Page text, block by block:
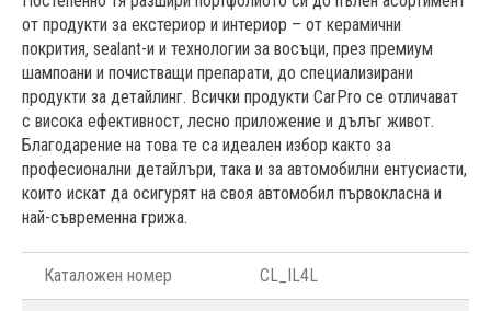
от продукти за екстериор и интериор – от керамични
покрития, sealant-и и технологии за восъци, през премиум
шампоани и почистващи препарати, до специализирани
продукти за детайлинг. Всички продукти CarPro се отличават
с висока ефективност, лесно приложение и дълъг живот.
Благодарение на това те са идеален избор както за
професионални детайлъри, така и за автомобилни ентусиасти,
които искат да осигурят на своя автомобил първокласна и
най-съвременна грижа.
Каталожен номер CL_IL4L